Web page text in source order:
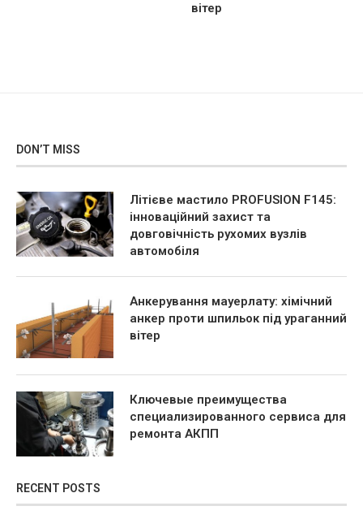
вітер
DON’T MISS
Літієве мастило PROFUSION F145:
інноваційний захист та
довговічність рухомих вузлів
автомобіля
Анкерування мауерлату: хімічний
анкер проти шпильок під ураганний
вітер
Ключевые преимущества
специализированного сервиса для
ремонта АКПП
RECENT POSTS